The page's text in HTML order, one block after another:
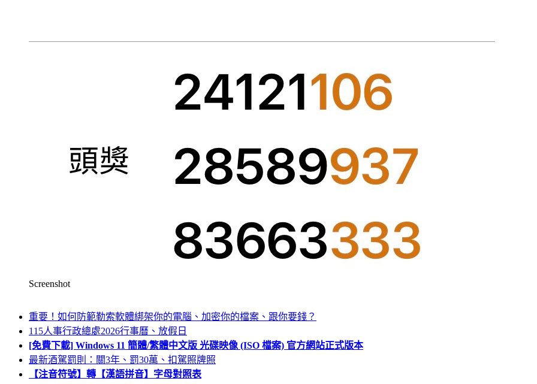
Screenshot
重要！如何防範勒索軟體綁架你的電腦、加密你的檔案、跟你要錢？
115人事行政總處2026行事曆、放假日
[免費下載] Windows 11 簡體/繁體中文版 光碟映像 (ISO 檔案) 官方網站正式版本
最新酒駕罰則：關3年、罰30萬、扣駕照牌照
【注音符號】轉【漢語拼音】字母對照表